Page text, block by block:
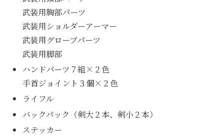
武装用胸部パーツ
武装用ショルダーアーマー
武装用グローブパーツ
武装用脚部
ハンドパーツ７組×２色
手首ジョイント３個×２色
ライフル
バックパック（剣大２本、剣小２本）
ステッカー